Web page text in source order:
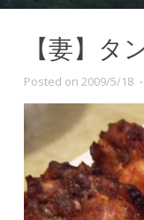
【妻】タ
Posted on 2009/5/18